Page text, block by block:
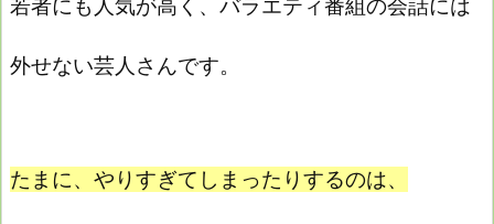
若者にも人気が高く、バラエティ番組の会話には
外せない芸人さんです。
たまに、やりすぎてしまったりするのは、